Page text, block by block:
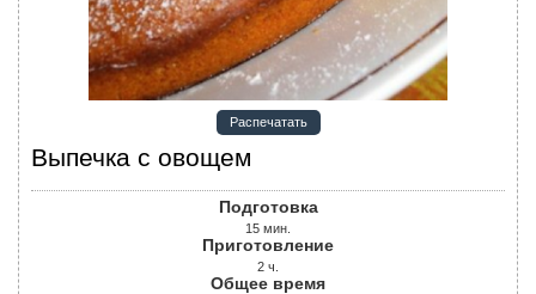
Распечатать
Выпечка с овощем
Подготовка
15 мин.
Приготовление
2 ч.
Общее время